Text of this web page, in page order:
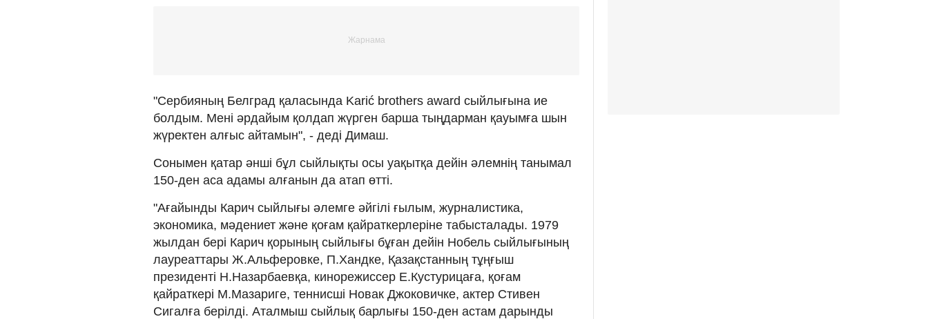
"Сербияның Белград қаласында Karić brothers award сыйлығына ие
болдым. Мені әрдайым қолдап жүрген барша тыңдарман қауымға шын
жүректен алғыс айтамын", - деді Димаш.
Сонымен қатар әнші бұл сыйлықты осы уақытқа дейін әлемнің танымал
150-ден аса адамы алғанын да атап өтті.
"Ағайынды Карич сыйлығы әлемге әйгілі ғылым, журналистика,
экономика, мәдениет және қоғам қайраткерлеріне табысталады. 1979
жылдан бері Карич қорының сыйлығы бұған дейін Нобель сыйлығының
лауреаттары Ж.Альферовке, П.Хандке, Қазақстанның тұңғыш
президенті Н.Назарбаевқа, кинорежиссер Е.Кустурицаға, қоғам
қайраткері М.Мазариге, теннисші Новак Джоковичке, актер Стивен
Сигалға берілді. Аталмыш сыйлық барлығы 150-ден астам дарынды